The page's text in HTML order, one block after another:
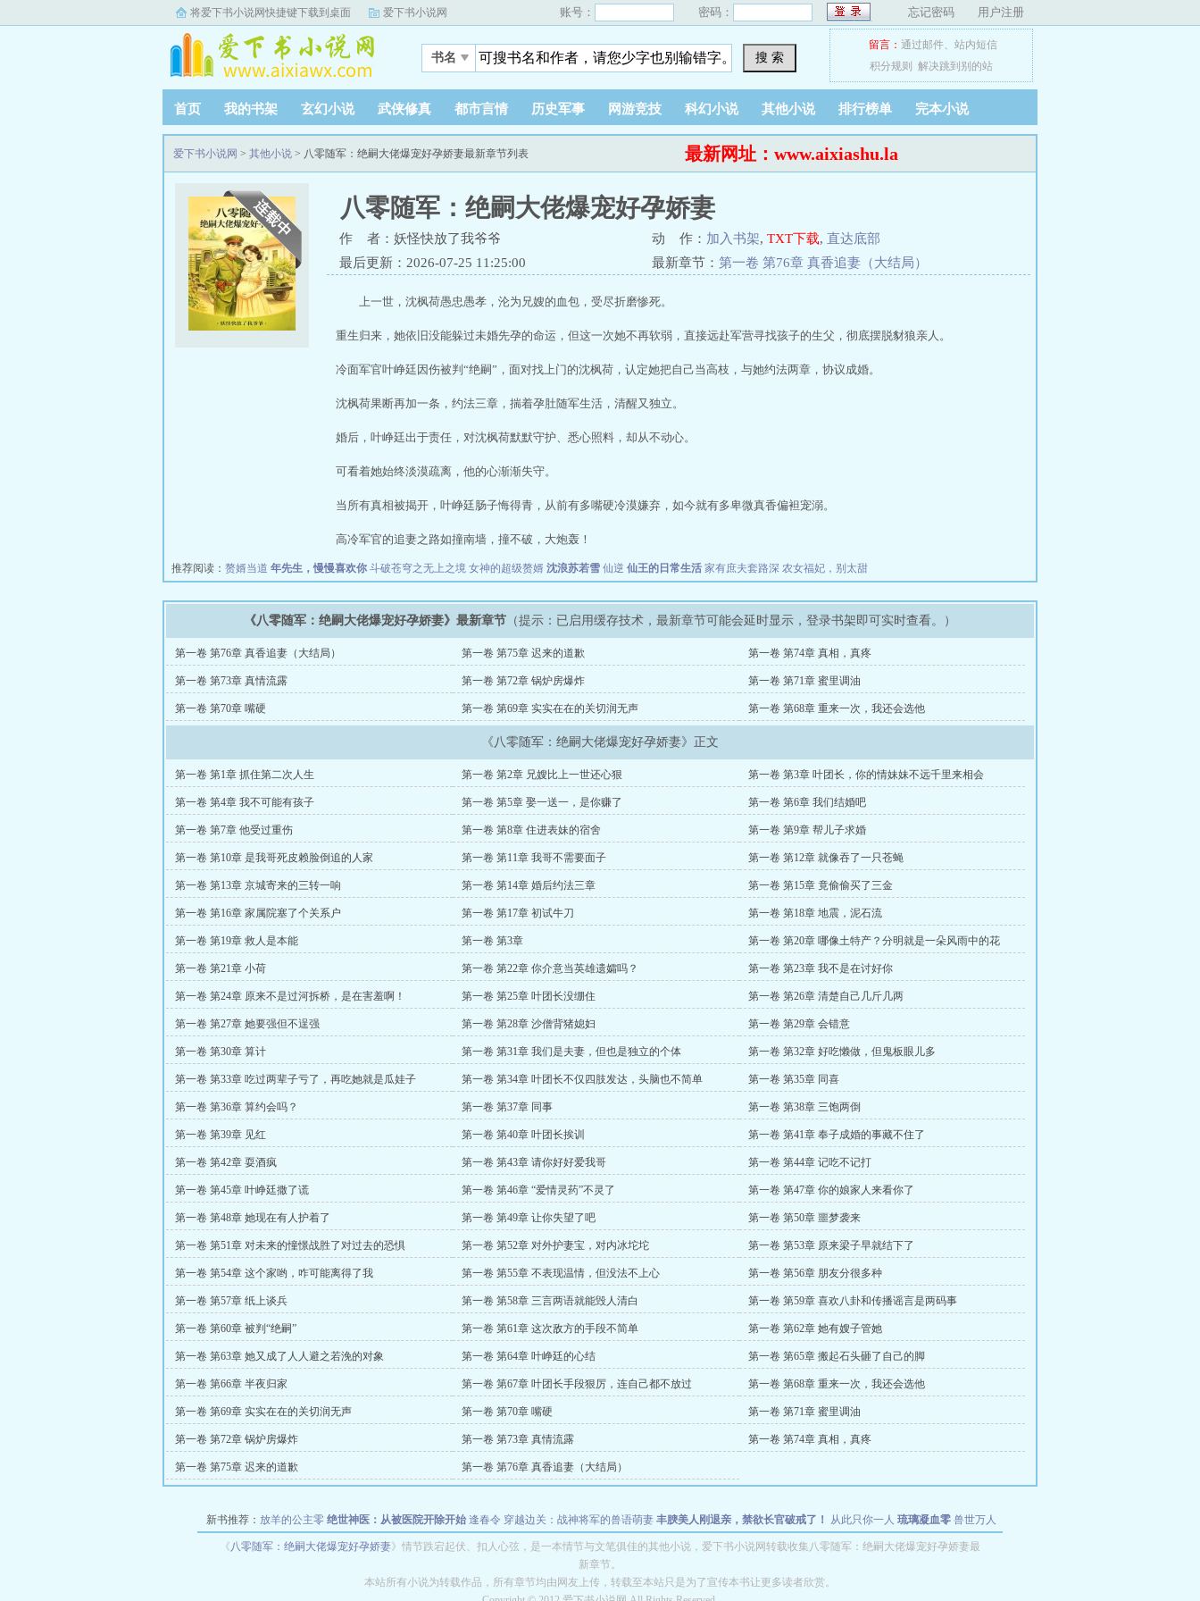
将爱下书小说网快捷键下载到桌面 爱下书小说网 账号： 密码： 忘记密码 用户注册
书名 搜 索
留言： 通过邮件、 站内短信
积分规则
解决跳到别的站
首页 我的书架 玄幻小说 武侠修真 都市言情 历史军事 网游竞技 科幻小说 其他小说 排行榜单 完本小说
爱下书小说网 > 其他小说 > 八零随军：绝嗣大佬爆宠好孕娇妻最新章节列表 最新网址：www.aixiashu.la
八零随军：绝嗣大佬爆宠好孕娇妻
作 者：妖怪快放了我爷爷 动 作： 加入书架, TXT下载, 直达底部
最后更新：2026-07-25 11:25:00
最新章节： 第一卷 第76章 真香追妻（大结局）
上一世，沈枫荷愚忠愚孝，沦为兄嫂的血包，受尽折磨惨死。
重生归来，她依旧没能躲过未婚先孕的命运，但这一次她不再软弱，直接远赴军营寻找孩子的生父，彻底摆脱豺狼亲人。
冷面军官叶峥廷因伤被判“绝嗣”，面对找上门的沈枫荷，认定她把自己当高枝，与她约法两章，协议成婚。
沈枫荷果断再加一条，约法三章，揣着孕肚随军生活，清醒又独立。
婚后，叶峥廷出于责任，对沈枫荷默默守护、悉心照料，却从不动心。
可看着她始终淡漠疏离，他的心渐渐失守。
当所有真相被揭开，叶峥廷肠子悔得青，从前有多嘴硬冷漠嫌弃，如今就有多卑微真香偏袒宠溺。
高冷军官的追妻之路如撞南墙，撞不破，大炮轰！
推荐阅读： 赘婿当道 年先生，慢慢喜欢你 斗破苍穹之无上之境 女神的超级赘婿 沈浪苏若雪 仙逆 仙王的日常生活 家有庶夫套路深 农女福妃，别太甜
《八零随军：绝嗣大佬爆宠好孕娇妻》最新章节 （提示：已启用缓存技术，最新章节可能会延时显示，登录书架即可实时查看。）
第一卷 第76章 真香追妻（大结局） 第一卷 第75章 迟来的道歉 第一卷 第74章 真相，真疼
第一卷 第73章 真情流露 第一卷 第72章 锅炉房爆炸 第一卷 第71章 蜜里调油
第一卷 第70章 嘴硬 第一卷 第69章 实实在在的关切润无声 第一卷 第68章 重来一次，我还会选他
《八零随军：绝嗣大佬爆宠好孕娇妻》正文
第一卷 第1章 抓住第二次人生 第一卷 第2章 兄嫂比上一世还心狠 第一卷 第3章 叶团长，你的情妹妹不远千里来相会
第一卷 第4章 我不可能有孩子 第一卷 第5章 娶一送一，是你赚了 第一卷 第6章 我们结婚吧
第一卷 第7章 他受过重伤 第一卷 第8章 住进表妹的宿舍 第一卷 第9章 帮儿子求婚
第一卷 第10章 是我哥死皮赖脸倒追的人家 第一卷 第11章 我哥不需要面子 第一卷 第12章 就像吞了一只苍蝇
第一卷 第13章 京城寄来的三转一响 第一卷 第14章 婚后约法三章 第一卷 第15章 竟偷偷买了三金
第一卷 第16章 家属院塞了个关系户 第一卷 第17章 初试牛刀 第一卷 第18章 地震，泥石流
第一卷 第19章 救人是本能 第一卷 第3章 第一卷 第20章 哪像土特产？分明就是一朵风雨中的花
第一卷 第21章 小荷 第一卷 第22章 你介意当英雄遗孀吗？ 第一卷 第23章 我不是在讨好你
第一卷 第24章 原来不是过河拆桥，是在害羞啊！ 第一卷 第25章 叶团长没绷住 第一卷 第26章 清楚自己几斤几两
第一卷 第27章 她要强但不逞强 第一卷 第28章 沙僧背猪媳妇 第一卷 第29章 会错意
第一卷 第30章 算计 第一卷 第31章 我们是夫妻，但也是独立的个体 第一卷 第32章 好吃懒做，但鬼板眼儿多
第一卷 第33章 吃过两辈子亏了，再吃她就是瓜娃子 第一卷 第34章 叶团长不仅四肢发达，头脑也不简单 第一卷 第35章 同喜
第一卷 第36章 算约会吗？ 第一卷 第37章 同事 第一卷 第38章 三饱两倒
第一卷 第39章 见红 第一卷 第40章 叶团长挨训 第一卷 第41章 奉子成婚的事藏不住了
第一卷 第42章 耍酒疯 第一卷 第43章 请你好好爱我哥 第一卷 第44章 记吃不记打
第一卷 第45章 叶峥廷撒了谎 第一卷 第46章 “爱情灵药”不灵了 第一卷 第47章 你的娘家人来看你了
第一卷 第48章 她现在有人护着了 第一卷 第49章 让你失望了吧 第一卷 第50章 噩梦袭来
第一卷 第51章 对未来的憧憬战胜了对过去的恐惧 第一卷 第52章 对外护妻宝，对内冰坨坨 第一卷 第53章 原来梁子早就结下了
第一卷 第54章 这个家哟，咋可能离得了我 第一卷 第55章 不表现温情，但没法不上心 第一卷 第56章 朋友分很多种
第一卷 第57章 纸上谈兵 第一卷 第58章 三言两语就能毁人清白 第一卷 第59章 喜欢八卦和传播谣言是两码事
第一卷 第60章 被判“绝嗣” 第一卷 第61章 这次敌方的手段不简单 第一卷 第62章 她有嫂子管她
第一卷 第63章 她又成了人人避之若浼的对象 第一卷 第64章 叶峥廷的心结 第一卷 第65章 搬起石头砸了自己的脚
第一卷 第66章 半夜归家 第一卷 第67章 叶团长手段狠厉，连自己都不放过 第一卷 第68章 重来一次，我还会选他
第一卷 第69章 实实在在的关切润无声 第一卷 第70章 嘴硬 第一卷 第71章 蜜里调油
第一卷 第72章 锅炉房爆炸 第一卷 第73章 真情流露 第一卷 第74章 真相，真疼
第一卷 第75章 迟来的道歉 第一卷 第76章 真香追妻（大结局）
新书推荐： 放羊的公主零 绝世神医：从被医院开除开始 逢春令 穿越边关：战神将军的兽语萌妻 丰腴美人刚退亲，禁欲长官破戒了！ 从此只你一人 琉璃凝血零 兽世万人
迷：大佬们为占她一胎抢疯了 棺底有人
《八零随军：绝嗣大佬爆宠好孕娇妻》情节跌宕起伏、扣人心弦，是一本情节与文笔俱佳的其他小说，爱下书小说网转载收集八零随军：绝嗣大佬爆宠好孕娇妻最
新章节。
本站所有小说为转载作品，所有章节均由网友上传，转载至本站只是为了宣传本书让更多读者欣赏。